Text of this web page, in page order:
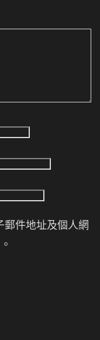
郵件地址及個人網